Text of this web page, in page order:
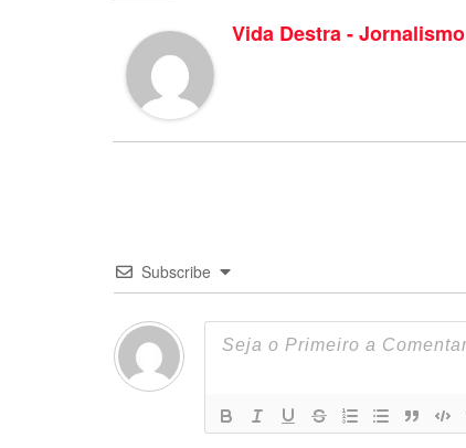
Vida Destra - Jornalismo
Subscribe